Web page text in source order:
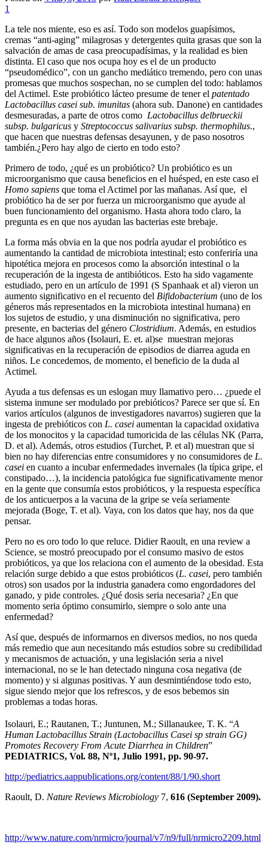
1
La tele nos miente, eso es así. Todo son modelos guapísimos,
cremas “anti-aging” milagrosas y detergentes quita grasas que son la
salvación de amas de casa preocupadísimas, y la realidad es bien
distinta. El caso que nos ocupa hoy es el de un producto
“pseudomédico”, con un gancho mediático tremendo, pero con unas
promesas que muchos sospechan, no se cumplen del todo: hablamos
del Actimel. Este probiótico lácteo presume de tener el patentado
Lactobacillus casei sub. imunitas (ahora sub. Danone) en cantidades
desmesuradas, a parte de otros como Lactobacillus delbrueckii
subsp. bulgaricus y Streptococcus salivarius subsp. thermophilus.,
que hacen que nuestras defensas desayunen, y de paso nosotros
también.¿Pero hay algo de cierto en todo esto?
Primero de todo, ¿qué es un probiótico? Un probiótico es un
microorganismo que causa beneficios en el huésped, en este caso el
Homo sapiens que toma el Actimel por las mañanas. Así que, el
probiótico ha de ser por fuerza un microorganismo que ayude al
buen funcionamiento del organismo. Hasta ahora todo claro, la
pregunta es en que nos ayudan las bacterias este brebaje.
La forma más obvia en la que nos podría ayudar el probiótico es
aumentando la cantidad de microbiota intestinal; esto conferiría una
hipotética mejora en procesos como la absorción intestinal o la
recuperación de la ingesta de antibióticos. Esto ha sido vagamente
estudiado, pero en un artículo de 1991 (S Spanhaak et al) vieron un
aumento significativo en el recuento del Bifidobacterium (uno de los
géneros más representados en la microbiota intestinal humana) en
los sujetos de estudio, y una disminución no significativa, pero
presente, en bacterias del género Clostridium. Además, en estudios
de hace algunos años (Isolauri, E. et. al)se muestran mejoras
significativas en la recuperación de episodios de diarrea aguda en
niños. Le concedemos, de momento, el beneficio de la duda al
Actimel.
Ayuda a tus defensas es un eslogan muy llamativo pero… ¿puede el
sistema inmune ser modulado por prebióticos? Parece ser que sí. En
varios artículos (algunos de investigadores navarros) sugieren que la
ingesta de prebióticos con L. casei aumentan la capacidad oxidativa
de los monocitos y la capacidad tumoricida de las células NK (Parra,
D. et al). Además, otros estudios (Turchet, P. et al) muestran que si
bien no hay diferencias entre consumidores y no consumidores de L.
casei en cuanto a incubar enfermedades invernales (la típica gripe, el
constipado…), la incidencia patológica fue significativamente menor
en la gente que consumía estos probióticos, y la respuesta específica
de los anticuerpos a la vacuna de la gripe se veía seriamente
mejorada (Boge, T. et al). Vaya, con los datos que hay, nos da que
pensar.
Pero no es oro todo lo que reluce. Didier Raoult, en una review a
Science, se mostró preocupado por el consumo masivo de estos
probióticos, ya que los relaciona con el aumento de la obesidad. Esta
relación surge debido a que estos probióticos (L. casei, pero también
otros) son usados por la industria ganadera como engordadores del
ganado, y pide controles. ¿Qué dosis seria necesaria? ¿En que
momento seria óptimo consumirlo, siempre o solo ante una
enfermedad?
Así que, después de informarnos en diversos medios, no nos queda
más remedio que aun necesitando más estudios sobre su credibilidad
y mecanismos de actuación, y una legislación seria a nivel
internacional, no se le han detectado ninguna cosa negativa (de
momento) y si algunas positivas. Y aun desmintiéndose todo esto,
sigue siendo mejor que los refrescos, y de esos bebemos sin
problemas a todas horas.
Isolauri, E.; Rautanen, T.; Juntunen, M.; Sillanaukee, T. K. “A
Human Lactobacillus Strain (Lactobacillus Casei sp strain GG)
Promotes Recovery From Acute Diarrhea in Children”
PEDIATRICS, Vol. 88, Nº1, Julio 1991, pp. 90-97.
http://pediatrics.aappublications.org/content/88/1/90.short
Raoult, D. Nature Reviews Microbiology 7, 616 (September 2009).
http://www.nature.com/nrmicro/journal/v7/n9/full/nrmicro2209.html